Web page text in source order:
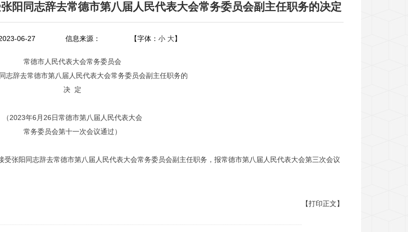
阳同志辞去常德市第八届人民代表大会常务委员会副主任职务的决定
06-27 信息来源： 【字体： 小 大】
常德市人民代表大会常务委员会
志辞去常德市第八届人民代表大会常务委员会副主任职务的
决 定
（2023年6月26日常德市第八届人民代表大会
常务委员会第十一次会议通过）
张阳同志辞去常德市第八届人民代表大会常务委员会副主任职务，报常德市第八届人民代表大会第三次会议
【打印正文】